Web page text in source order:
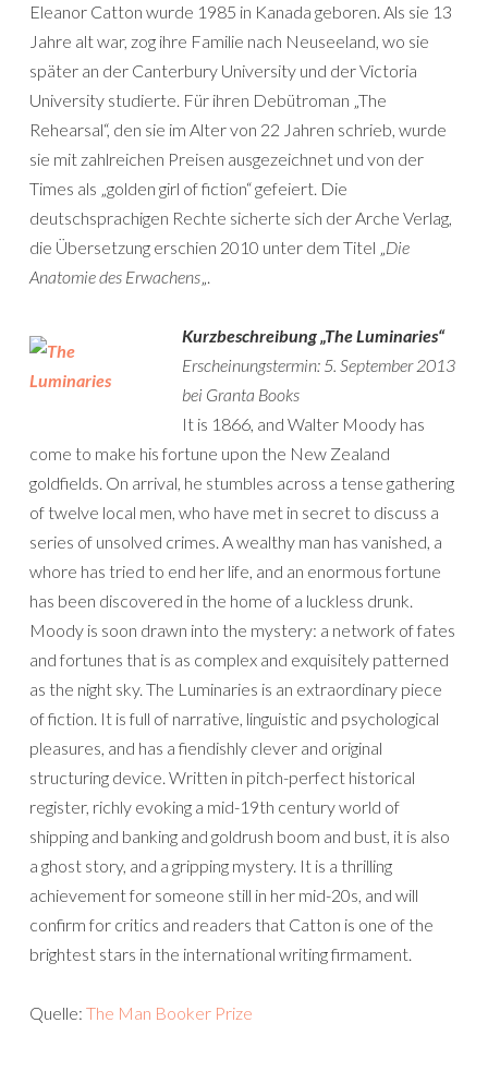
Eleanor Catton wurde 1985 in Kanada geboren. Als sie 13
Jahre alt war, zog ihre Familie nach Neuseeland, wo sie
später an der Canterbury University und der Victoria
University studierte. Für ihren Debütroman „The
Rehearsal“, den sie im Alter von 22 Jahren schrieb, wurde
sie mit zahlreichen Preisen ausgezeichnet und von der
Times als „golden girl of fiction“ gefeiert. Die
deutschsprachigen Rechte sicherte sich der Arche Verlag,
die Übersetzung erschien 2010 unter dem Titel „ Die
Anatomie des Erwachens
Kurzbeschreibung „The Luminaries“
Erscheinungstermin: 5. September 2013
bei Granta Books
It is 1866, and Walter Moody has
come to make his fortune upon the New Zealand
goldfields. On arrival, he stumbles across a tense gathering
of twelve local men, who have met in secret to discuss a
series of unsolved crimes. A wealthy man has vanished, a
whore has tried to end her life, and an enormous fortune
has been discovered in the home of a luckless drunk.
Moody is soon drawn into the mystery: a network of fates
and fortunes that is as complex and exquisitely patterned
as the night sky. The Luminaries is an extraordinary piece
of fiction. It is full of narrative, linguistic and psychological
pleasures, and has a fiendishly clever and original
structuring device. Written in pitch-perfect historical
register, richly evoking a mid-19th century world of
shipping and banking and goldrush boom and bust, it is also
a ghost story, and a gripping mystery. It is a thrilling
achievement for someone still in her mid-20s, and will
confirm for critics and readers that Catton is one of the
brightest stars in the international writing firmament.
Quelle: The Man Booker Prize